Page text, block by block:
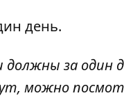
день.
должны за один
можно